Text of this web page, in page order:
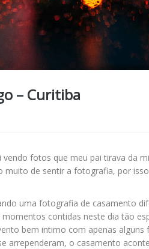
– Curitiba
fotos que meu pai tirava da
de sentir a fotografia, por
uma fotografia de casamento
contidas neste dia tão
bem intimo com apenas alguns
arrependeram, o casamento